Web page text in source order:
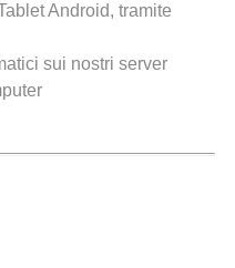
Android, tramite
sui nostri server